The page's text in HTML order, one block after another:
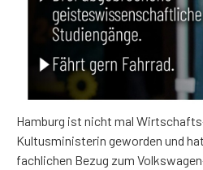
Hamburg ist nicht mal
Kultusministerin geworden und
fachlichen Bezug zum